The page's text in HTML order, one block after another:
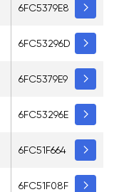
6FC5379E8
6FC53296D
6FC5379E9
6FC53296E
6FC51F664
6FC51F08F